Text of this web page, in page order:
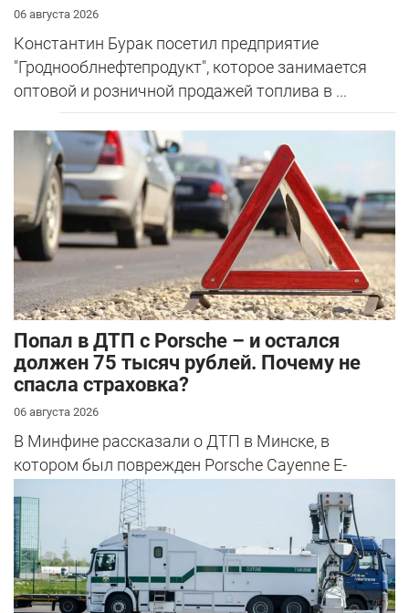
06 августа 2026
Константин Бурак посетил предприятие
"Гроднооблнефтепродукт", которое занимается
оптовой и розничной продажей топлива в ...
​Попал в ДТП с Porsche – и остался
должен 75 тысяч рублей. Почему не
спасла страховка?
06 августа 2026
В Минфине рассказали о ДТП в Минске, в
котором был поврежден Porsche Cayenne E-